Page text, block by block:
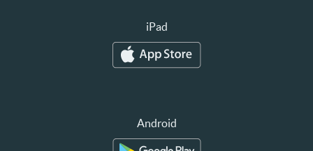
iPad
Android